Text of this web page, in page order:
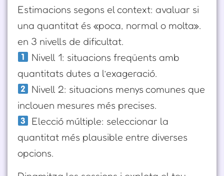
Estimacions segons el context: avaluar si
una quantitat és «poca, normal o molta».
en 3 nivells de dificultat.
Nivell 1: situacions freqüents amb
quantitats dutes a l’exageració.
Nivell 2: situacions menys comunes que
inclouen mesures més precises.
Elecció múltiple: seleccionar la
quantitat més plausible entre diverses
opcions.